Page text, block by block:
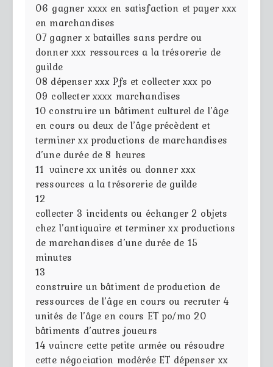
06 gagner xxxx en satisfaction et payer xxx
en marchandises
07 gagner x batailles sans perdre ou
donner xxx ressources a la trésorerie de
guilde
08 dépenser xxx Pfs et collecter xxx po
09 collecter xxxx marchandises
10 construire un bâtiment culturel de l’âge
en cours ou deux de l’âge précèdent et
terminer xx productions de marchandises
d’une durée de 8 heures
11 vaincre xx unités ou donner xxx
ressources a la trésorerie de guilde
12
collecter 3 incidents ou échanger 2 objets
chez l’antiquaire et terminer xx productions
de marchandises d’une durée de 15
minutes
13
construire un bâtiment de production de
ressources de l’âge en cours ou recruter 4
unités de l’âge en cours ET po/mo 20
bâtiments d’autres joueurs
14vaincre cette petite armée ou résoudre
cette négociation modérée ET dépenser xx